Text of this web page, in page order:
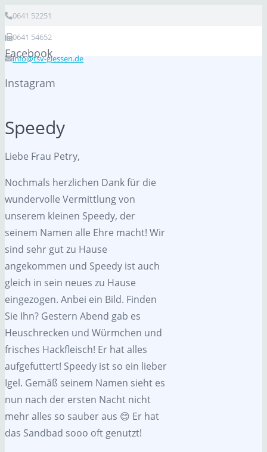
0641 52251
0641 54652
info@tsv-giessen.de
Facebook
Instagram
Speedy
Liebe Frau Petry,
Nochmals herzlichen Dank für die
wundervolle Vermittlung von
unserem kleinen Speedy, der
seinem Namen alle Ehre macht! Wir
sind sehr gut zu Hause
angekommen und Speedy ist auch
gleich in sein neues zu Hause
eingezogen. Anbei ein Bild. Finden
Sie Ihn? Gestern Abend gab es
Heuschrecken und Würmchen und
frisches Hackfleisch! Er hat alles
aufgefuttert! Speedy ist so ein lieber
Igel. Gemäß seinem Namen sieht es
nun nach der ersten Nacht nicht
mehr alles so sauber aus 😊 Er hat
das Sandbad sooo oft genutzt!